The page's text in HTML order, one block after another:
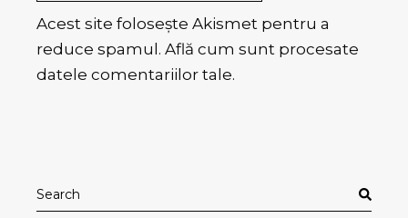
Acest site folosește Akismet pentru a
reduce spamul.Află cum sunt procesate
datele comentariilor tale.
for: